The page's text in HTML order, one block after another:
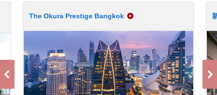
The Okura Prestige Bangkok